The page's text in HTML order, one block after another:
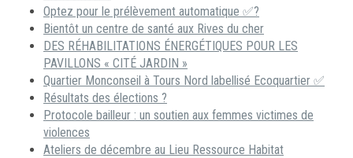
Optez pour le prélèvement automatique ✅?
Bientôt un centre de santé aux Rives du cher
DES RÉHABILITATIONS ÉNERGÉTIQUES POUR LES
PAVILLONS « CITÉ JARDIN »
Quartier Monconseil à Tours Nord labellisé Ecoquartier ✅
Résultats des élections ?
Protocole bailleur : un soutien aux femmes victimes de
violences
Ateliers de décembre au Lieu Ressource Habitat